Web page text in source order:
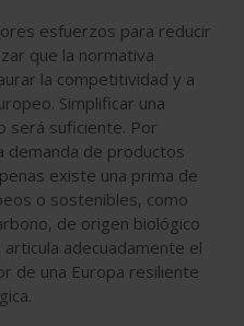
esfuerzos para reducir
que la normativa
la competitividad y a
Simplificar una
será suficiente. Por
demanda de productos
existe una prima de
o sostenibles, como
de origen biológico
adecuadamente el
de una Europa resiliente